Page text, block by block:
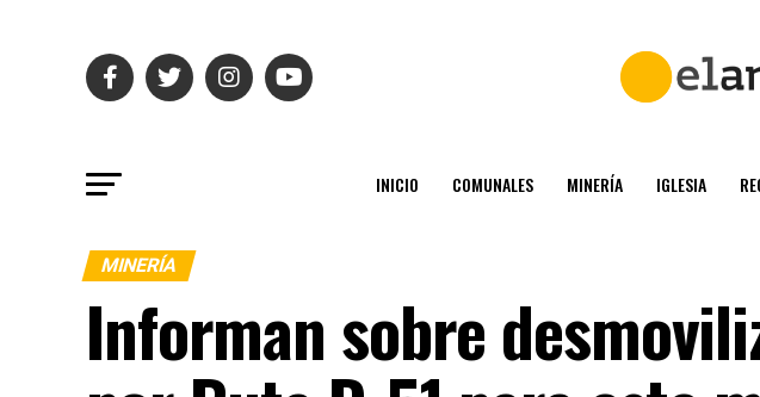
INICIO COMUNALES MINERÍA IGLESIA
MINERÍA
Informan sobre